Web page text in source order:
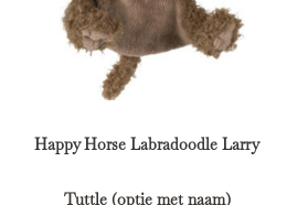
Happy Horse Labradoodle Larry
Tuttle (optie met naam)